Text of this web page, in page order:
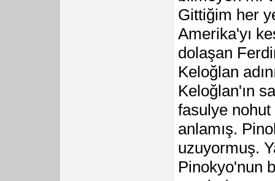
Gittiğim her
Amerika'yı
dolaşan
Keloğlan
Keloğlan'ın
fasulye nohut
anlamış.
uzuyormuş.
Pinokyo'nun